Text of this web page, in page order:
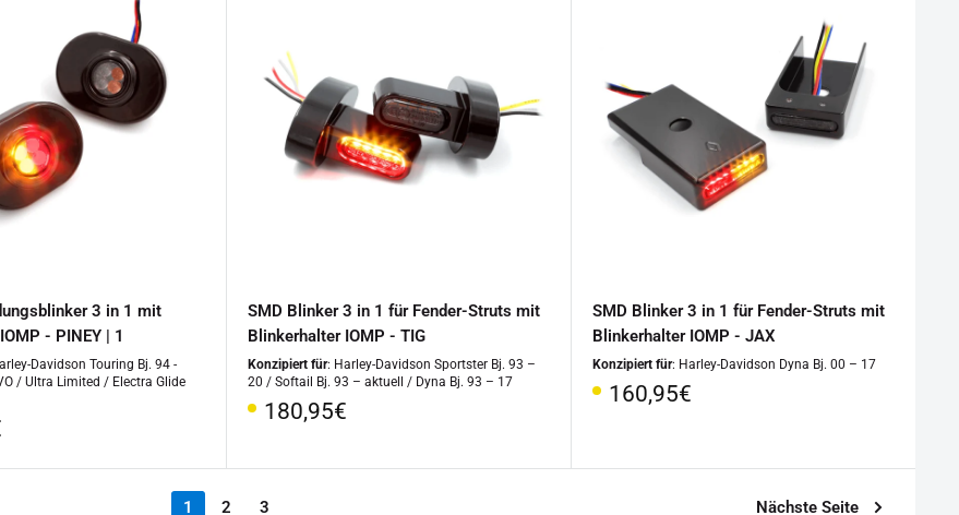
3 in 1 mit
- PINEY | 1
Davidson Touring Bj. 94 -
/ Ultra Limited / Electra Glide
SMD Blinker 3 in 1 für Fender-Struts mit
Blinkerhalter IOMP - TIG
Konzipiert für: Harley-Davidson Sportster Bj. 93 –
20 / Softail Bj. 93 – aktuell / Dyna Bj. 93 – 17
Sonderpreis
180,95€
SMD Blinker 3 in 1 für Fender-Struts mit
Blinkerhalter IOMP - JAX
Konzipiert für: Harley-Davidson Dyna Bj. 00 – 17
Sonderpreis
160,95€
1 2 3 Nächste Seite